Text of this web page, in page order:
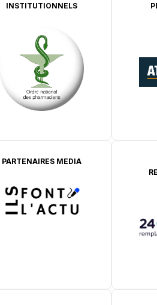
INSTITUTIONNELS
PARTENAIRES MEDIA